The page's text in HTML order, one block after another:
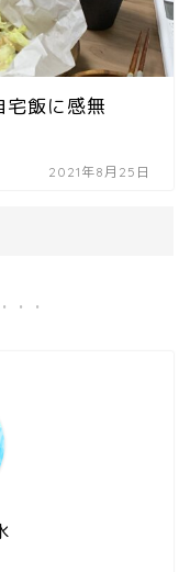
宅飯に感無
2021年8月25日